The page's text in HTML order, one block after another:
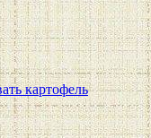
картофель